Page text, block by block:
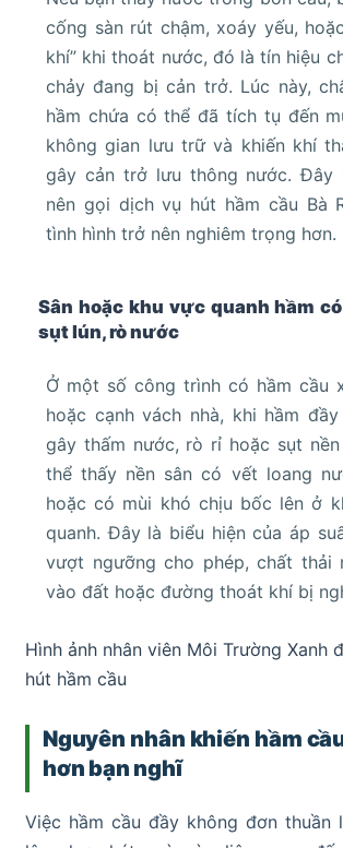
cống sàn rút chậm, xoáy yếu,
khí” khi thoát nước, đó là tín hiệu
chảy đang bị cản trở. Lúc này,
hầm chứa có thể đã tích tụ đến
không gian lưu trữ và khiến khí
gây cản trở lưu thông nước. Đây
nên gọi dịch vụ hút hầm cầu Bà
tình hình trở nên nghiêm trọng hơn.
Sân hoặc khu vực quanh hầm
sụt lún, rò nước
Ở một số công trình có hầm cầu
hoặc cạnh vách nhà, khi hầm
gây thấm nước, rò rỉ hoặc sụt nền
thể thấy nền sân có vết loang
hoặc có mùi khó chịu bốc lên ở
quanh. Đây là biểu hiện của áp
vượt ngưỡng cho phép, chất thải
vào đất hoặc đường thoát khí bị
Hình ảnh nhân viên Môi Trường Xanh
hút hầm cầu
Nguyên nhân khiến hầm
hơn bạn nghĩ
Việc hầm cầu đầy không đơn thuần